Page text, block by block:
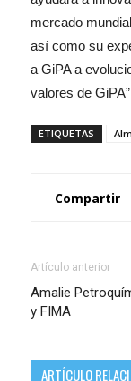
mercado
así como su
a GiPA a
valores de
ETIQUETAS
Compartir
Artículo anterior
Amalie
y FIMA
ARTÍCULO